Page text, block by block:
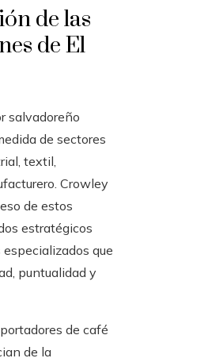
de las
de El
salvadoreño
de sectores
textil,
Crowley
de estos
estratégicos
que
puntualidad y
de café
de la